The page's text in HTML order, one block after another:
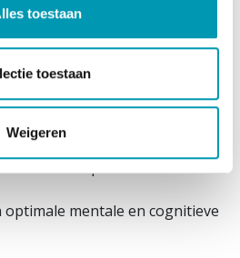
toestaan
toestaan
Weigeren
ondersteunt de fysieke
voor het
antioxidant voor
dat bescherming
stress.
normale bloedcirculatie, wat
mentale en cognitieve